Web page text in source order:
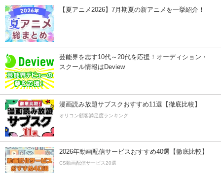
【夏アニメ2026】7月期夏の新アニメを一挙紹介！
芸能界を志す10代～20代を応援！オーディション・
スクール情報はDeview
漫画読み放題サブスクおすすめ11選【徹底比較】
オリコン顧客満足度ランキング
2026年動画配信サービスおすすめ40選【徹底比較】
CS動画配信サービス20選